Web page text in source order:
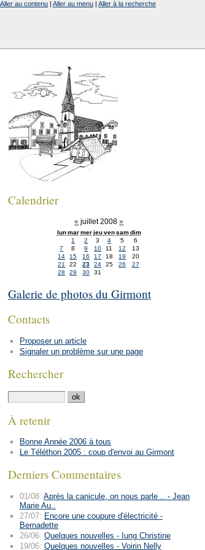
Aller au contenu | Aller au menu | Aller à la recherche
Calendrier
« juillet 2008»
lun mar mer jeu ven sam dim
1
2 3 4 5
6
7
8 9 10 11 12
13
14
15 16 17 18 19
20
21
22 23 24 25 26
27
28
29 30 31
Galerie de photos du Girmont
Contacts
Proposer un article
Signaler un problème sur une page
Rechercher
À retenir
Bonne Année 2006 à tous
Le Téléthon 2005 : coup d'envoi au Girmont
Derniers Commentaires
01/08: Après la canicule, on nous parle .. - Jean
Marie Au..
27/07: Encore une coupure d'électricité -
Bernadette
26/06: Quelques nouvelles - Iung Christine
19/06: Quelques nouvelles - Voirin Nelly